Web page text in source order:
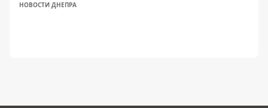
НОВОСТИ ДНЕПРА